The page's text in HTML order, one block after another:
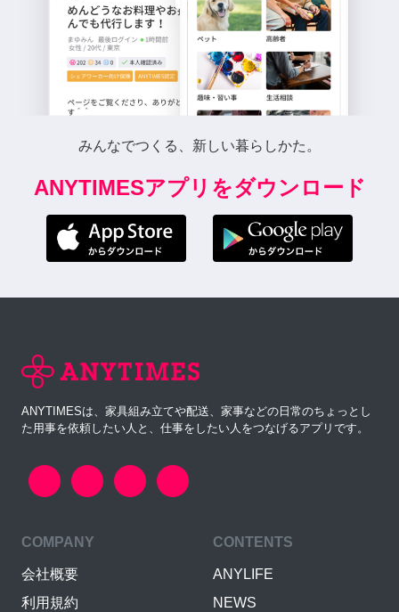
みんなでつくる、新しい暮らしかた。
ANYTIMESアプリをダウンロード
ANYTIMESは、家具組み立てや配送、家事などの日常のちょっとし
た用事を依頼したい人と、仕事をしたい人をつなげるアプリです。
COMPANY
会社概要
利用規約
CONTENTS
ANYLIFE
NEWS